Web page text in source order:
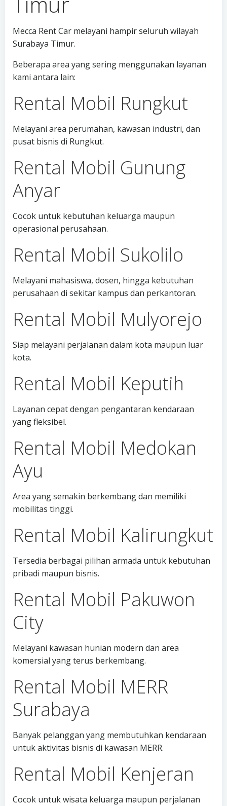
Mecca Rent Car melayani hampir seluruh wilayah
Surabaya Timur.
Beberapa area yang sering menggunakan layanan
kami antara lain:
Rental Mobil Rungkut
Melayani area perumahan, kawasan industri, dan
pusat bisnis di Rungkut.
Rental Mobil Gunung
Anyar
Cocok untuk kebutuhan keluarga maupun
operasional perusahaan.
Rental Mobil Sukolilo
Melayani mahasiswa, dosen, hingga kebutuhan
perusahaan di sekitar kampus dan perkantoran.
Rental Mobil Mulyorejo
Siap melayani perjalanan dalam kota maupun luar
kota.
Rental Mobil Keputih
Layanan cepat dengan pengantaran kendaraan
yang fleksibel.
Rental Mobil Medokan
Ayu
Area yang semakin berkembang dan memiliki
mobilitas tinggi.
Rental Mobil Kalirungkut
Tersedia berbagai pilihan armada untuk kebutuhan
pribadi maupun bisnis.
Rental Mobil Pakuwon
City
Melayani kawasan hunian modern dan area
komersial yang terus berkembang.
Rental Mobil MERR
Surabaya
Banyak pelanggan yang membutuhkan kendaraan
untuk aktivitas bisnis di kawasan MERR.
Rental Mobil Kenjeran
Cocok untuk wisata keluarga maupun perjalanan